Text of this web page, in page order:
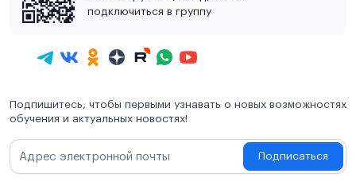
подключиться в группу
Подпишитесь, чтобы первыми узнавать о новых возможностях
обучения и актуальных новостях!
Подписаться